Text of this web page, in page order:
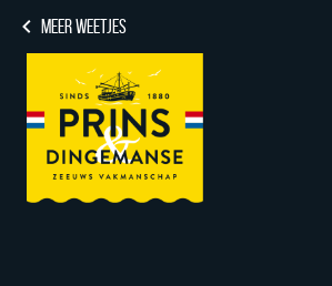
MEER WEETJES